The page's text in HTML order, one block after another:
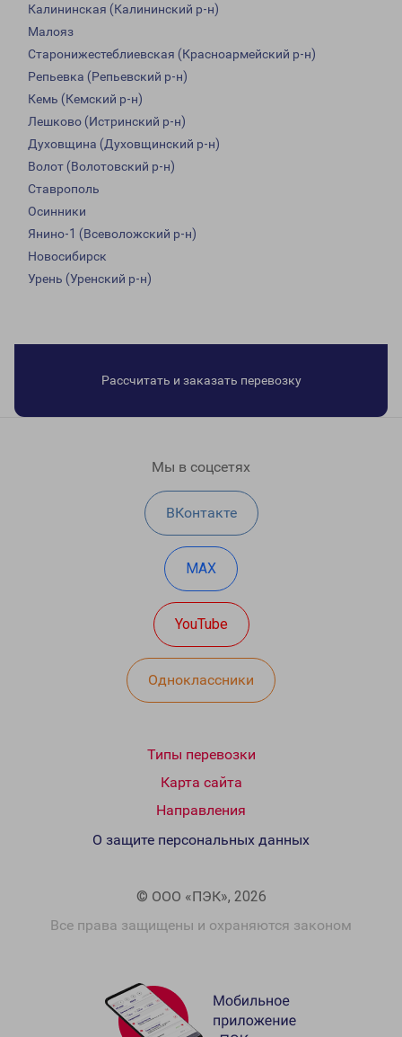
Калининская (Калининский р-н)
Малояз
Старонижестеблиевская (Красноармейский р-н)
Репьевка (Репьевский р-н)
Кемь (Кемский р-н)
Лешково (Истринский р-н)
Духовщина (Духовщинский р-н)
Волот (Волотовский р-н)
Ставрополь
Осинники
Янино-1 (Всеволожский р-н)
Новосибирск
Урень (Уренский р-н)
Рассчитать и заказать перевозку
Мы в соцсетях
ВКонтакте
MAX
YouTube
Одноклассники
Типы перевозки
Карта сайта
Направления
© ООО «ПЭК», 2026
Все права защищены и охраняются законом
О защите персональных данных